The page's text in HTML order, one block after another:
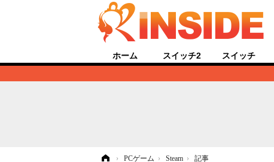
ホーム スイッチ2 スイッチ
› PCゲーム › Steam › 記事